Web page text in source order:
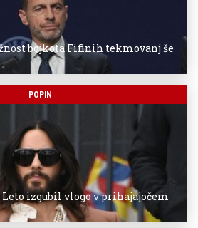
bojkota Fifinih tekmovanj še
POPIN
Leto izgubil vlogo v prihajajočem